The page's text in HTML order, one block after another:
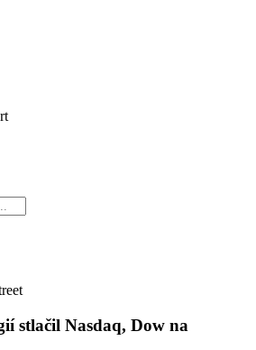
stlačil Nasdaq, Dow na